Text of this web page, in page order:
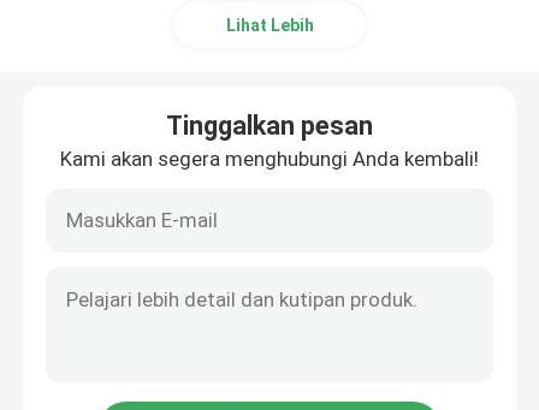
Lihat Lebih
Tinggalkan pesan
Kami akan segera menghubungi Anda kembali!